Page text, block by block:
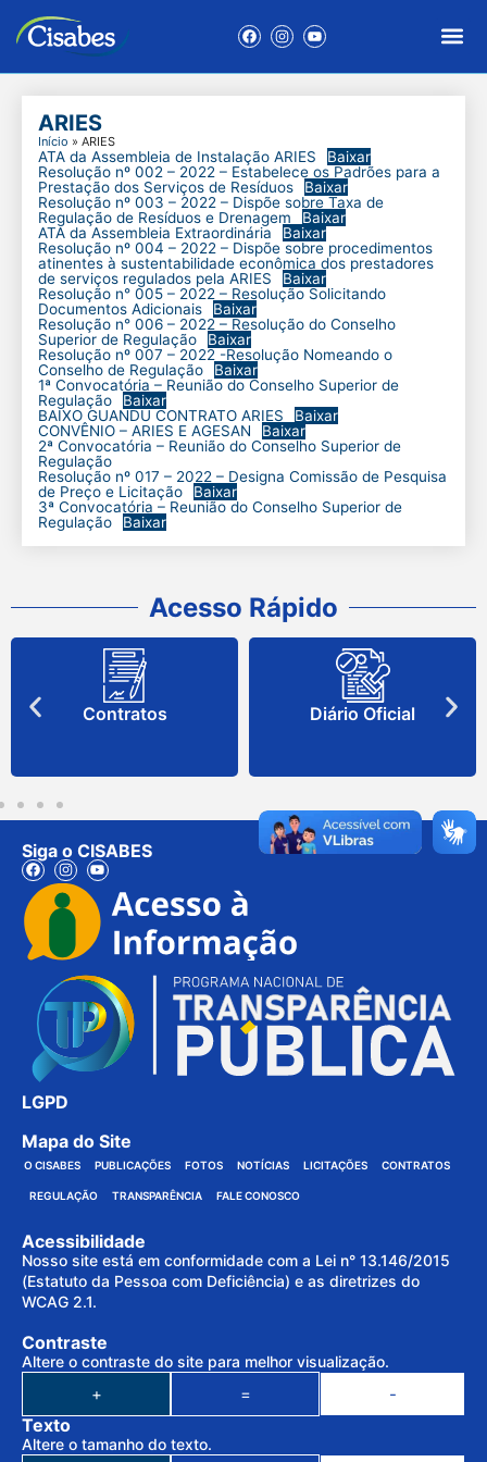
ARIES
Início » ARIES
ATA da Assembleia de Instalação ARIES
Baixar
Resolução nº 002 – 2022 – Estabelece os Padrões para a
Prestação dos Serviços de Resíduos
Baixar
Resolução nº 003 – 2022 – Dispõe sobre Taxa de
Regulação de Resíduos e Drenagem
Baixar
ATA da Assembleia Extraordinária
Baixar
Resolução nº 004 – 2022 – Dispõe sobre procedimentos
atinentes à sustentabilidade econômica dos prestadores
de serviços regulados pela ARIES
Baixar
Resolução n° 005 – 2022 – Resolução Solicitando
Documentos Adicionais
Baixar
Resolução n° 006 – 2022 – Resolução do Conselho
Superior de Regulação
Baixar
Resolução nº 007 – 2022 -Resolução Nomeando o
Conselho de Regulação
Baixar
1ª Convocatória – Reunião do Conselho Superior de
Regulação
Baixar
BAIXO GUANDU CONTRATO ARIES
Baixar
CONVÊNIO – ARIES E AGESAN
Baixar
2ª Convocatória – Reunião do Conselho Superior de
Regulação
Resolução nº 017 – 2022 – Designa Comissão de Pesquisa
de Preço e Licitação
Baixar
3ª Convocatória – Reunião do Conselho Superior de
Regulação
Baixar
Acesso Rápido
Contratos Diário Oficial
Siga o CISABES
LGPD
Mapa do Site
O CISABES PUBLICAÇÕES FOTOS NOTÍCIAS LICITAÇÕES CONTRATOS
REGULAÇÃO TRANSPARÊNCIA FALE CONOSCO
Acessibilidade
Nosso site está em conformidade com a Lei n° 13.146/2015
(Estatuto da Pessoa com Deficiência) e as diretrizes do
WCAG 2.1.
Contraste
Altere o contraste do site para melhor visualização.
+ = -
Texto
Altere o tamanho do texto.